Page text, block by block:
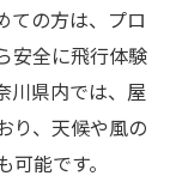
習術
練習法
コツ
のポイント
性
ての方は、プロ
安全に飛行体験
川県内では、屋
り、天候や風の
能です。